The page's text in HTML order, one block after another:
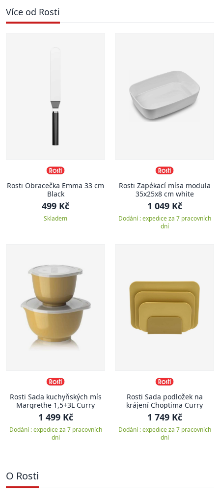
Více od Rosti
Rosti Obracečka Emma 33 cm
Black
499 Kč
Skladem
Rosti Zapékací mísa modula
35x25x8 cm white
1 049 Kč
Dodání : expedice za 7 pracovních
dní
Rosti Sada kuchyňských mís
Margrethe 1,5+3L Curry
1 499 Kč
Dodání : expedice za 7 pracovních
dní
Rosti Sada podložek na
krájení Choptima Curry
1 749 Kč
Dodání : expedice za 7 pracovních
dní
O Rosti